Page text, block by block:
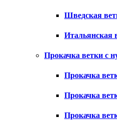
Шведская
Итальянская
Прокачка ветки с
Прокачка
Прокачка
Прокачка